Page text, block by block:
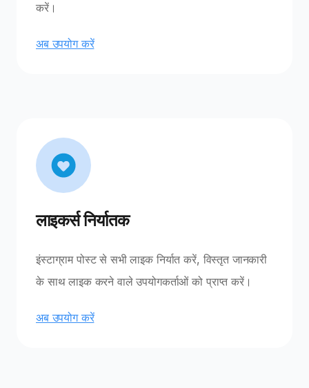
करें।
अब उपयोग करें
लाइकर्स निर्यातक
इंस्टाग्राम पोस्ट से सभी लाइक निर्यात करें, विस्तृत जानकारी
के साथ लाइक करने वाले उपयोगकर्ताओं को प्राप्त करें।
अब उपयोग करें